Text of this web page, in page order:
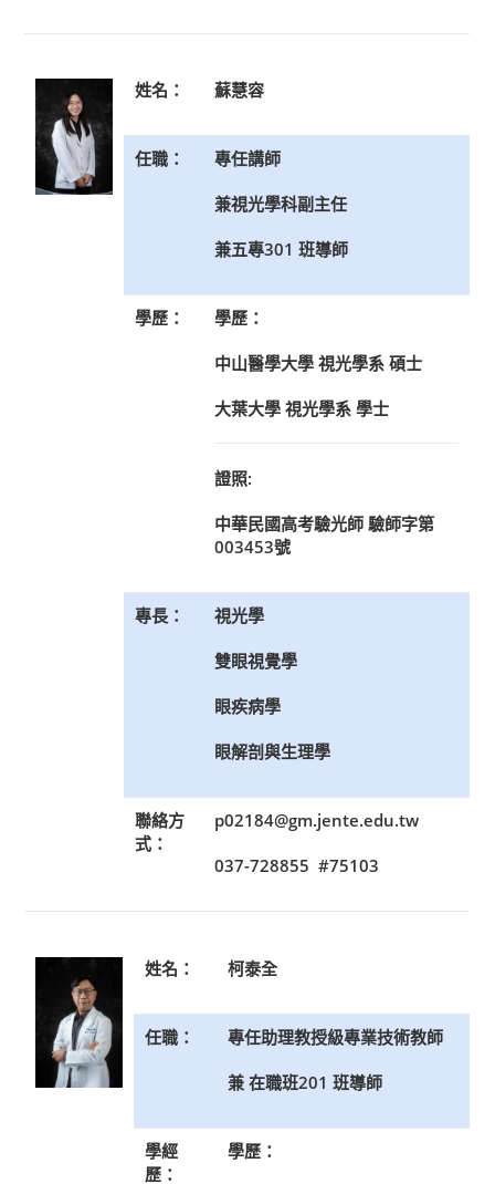
姓名： 蘇慧容
任職： 專任講師
兼視光學科副主任
兼五專301 班導師
學歷： 學歷：
中山醫學大學 視光學系 碩士
大葉大學 視光學系 學士
證照:
中華民國高考驗光師 驗師字第
003453號
專長： 視光學
雙眼視覺學
眼疾病學
眼解剖與生理學
聯絡方
式：
p02184@gm.jente.edu.tw
037-728855 #75103
姓名： 柯泰全
任職： 專任助理教授級專業技術教師
兼 在職班201 班導師
學經
歷：
學歷：